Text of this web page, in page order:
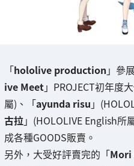
「hololive production 」參
ive Meet」PROJECT初年度
屬)、「ayunda risu 」
古拉」(HOLOLIVE English所
成各種GOODS販賣。
另外，大受好評賣完的「Mori